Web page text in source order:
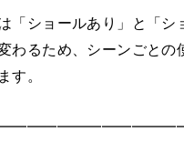
「ショールあり」と「シ
わるため、シーンごとの
す。